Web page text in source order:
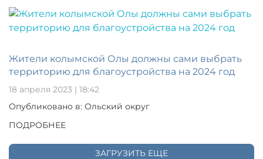
Жители колымской Олы должны сами выбрать
территорию для благоустройства на 2024 год
18 апреля 2023 | 18:42
Опубликовано в: Ольский округ
ПОДРОБНЕЕ
ЗАГРУЗИТЬ ЕЩЕ